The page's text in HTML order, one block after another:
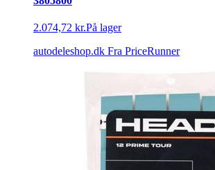
2.074,72 kr.På lager
autodeleshop.dk Fra PriceRunner